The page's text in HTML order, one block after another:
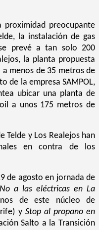
proximidad preocupante
la instalación de gas
prevé a tan solo 200
la planta propuesta
menos de 35 metros de
de la empresa SAMPOL,
ubicar una planta de
a unos 175 metros de
Telde y Los Realejos han
en contra de los
de agosto en jornada de
No a las eléctricas en La
de este núcleo de
y Stop al propano en
Salto a la Transición